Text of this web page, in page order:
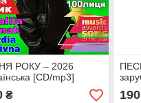
РОКУ – 2026
[CD/mp3]
₴ 190